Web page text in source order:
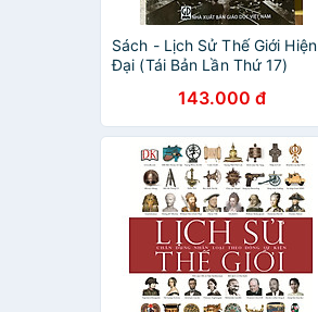
Sách - Lịch Sử Thế Giới Hiện
Đại (Tái Bản Lần Thứ 17)
143.000 đ